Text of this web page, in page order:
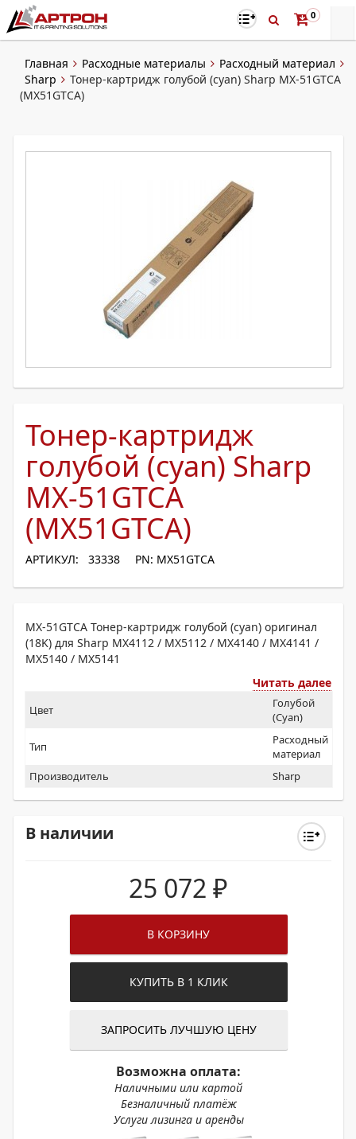
0
Главная Расходные материалы
Расходный материал
Sharp
Тонер-картридж голубой (cyan) Sharp MX-51GTCA
(MX51GTCA)
Тонер-картридж
голубой (cyan) Sharp
MX-51GTCA
(MX51GTCA)
АРТИКУЛ: 33338 PN: MX51GTCA
MX-51GTCA Тонер-картридж голубой (cyan) оригинал
(18K) для Sharp MX4112 / MX5112 / MX4140 / MX4141 /
MX5140 / MX5141
Читать далее
Цвет
Голубой
(Cyan)
Тип
Расходный
материал
Производитель
Sharp
В наличии
25 072 ₽
В КОРЗИНУ
КУПИТЬ В 1 КЛИК
ЗАПРОСИТЬ ЛУЧШУЮ ЦЕНУ
Возможна оплата:
Наличными или картой
Безналичный платёж
Услуги лизинга и аренды